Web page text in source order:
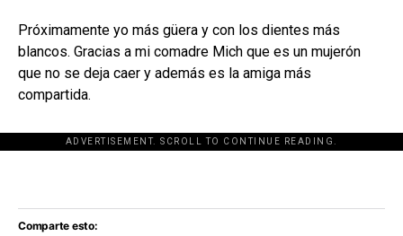
Próximamente yo más güera y con los dientes más
blancos. Gracias a mi comadre Mich que es un mujerón
que no se deja caer y además es la amiga más
compartida.
ADVERTISEMENT. SCROLL TO CONTINUE READING.
[adsforwp id="243463"]
Comparte esto: